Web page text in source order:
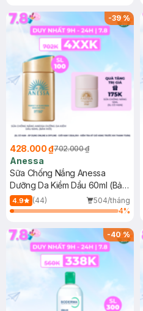
SPF 50+ 20ml (SL Có Hạn)
-39%
428.000 ₫702.000 ₫
Anessa
Sữa Chống Nắng Anessa
Dưỡng Da Kiềm Dầu 60ml (Bản
Mới)
4.9 (44)
504/tháng
4%
-40%